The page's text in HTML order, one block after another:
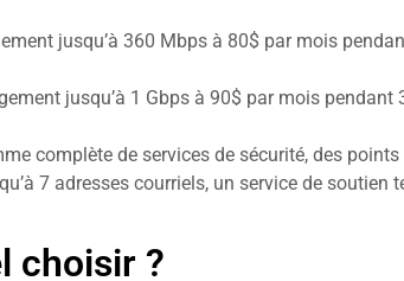
jusqu’à 360 Mbps à 80$ par mois
jusqu’à 1 Gbps à 90$ par mois
complète de services de sécurité, des points
7 adresses courriels, un service de soutien
choisir ?